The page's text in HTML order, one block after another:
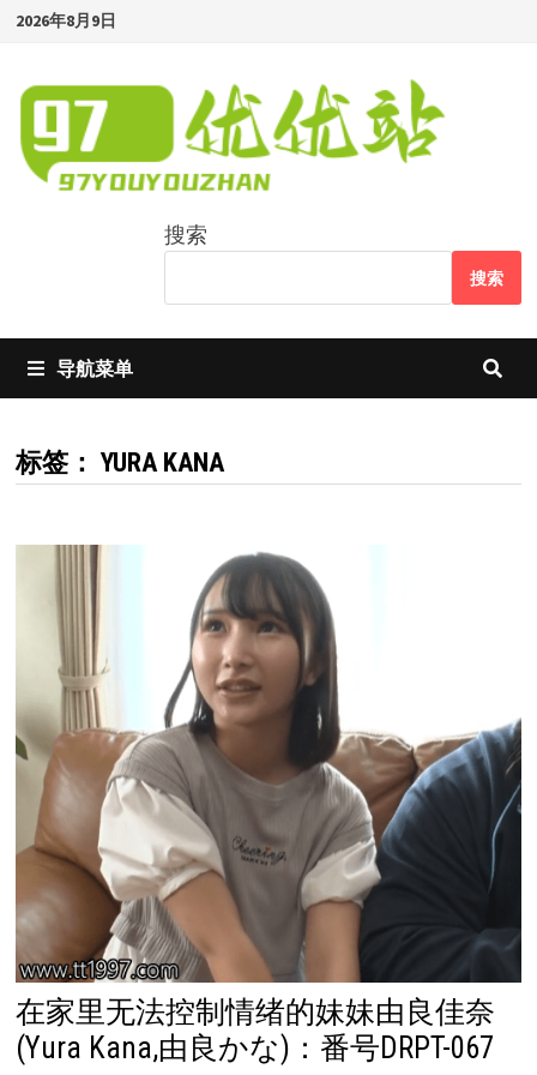
Skip
content
2026年8月9日
搜索
搜索
导航菜单
标签： YURA KANA
在家里无法控制情绪的妹妹由良佳奈
(Yura Kana,由良かな)：番号DRPT-067